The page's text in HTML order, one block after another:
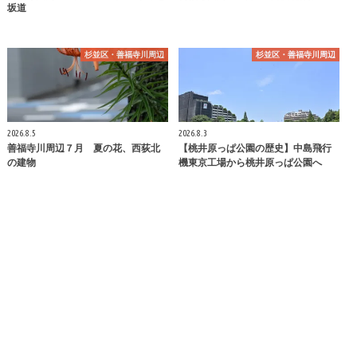
坂道
杉並区・善福寺川周辺
2026.8.5
善福寺川周辺７月 夏の花、西荻北
の建物
杉並区・善福寺川周辺
2026.8.3
【桃井原っぱ公園の歴史】中島飛行
機東京工場から桃井原っぱ公園へ